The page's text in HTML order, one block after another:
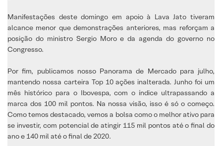
Manifestações deste domingo em apoio à Lava Jato tiveram
alcance menor que demonstrações anteriores, mas reforçam a
posição do ministro Sergio Moro e da agenda do governo no
Congresso.
Por fim, publicamos nosso Panorama de Mercado para julho,
mantendo nossa carteira Top 10 ações inalterada. Junho foi um
mês histórico para o Ibovespa, com o índice ultrapassando a
marca dos 100 mil pontos. Na nossa visão, isso é só o começo.
Como temos destacado, vemos a bolsa como o melhor ativo para
se investir, com potencial de atingir 115 mil pontos até o final do
ano e 140 mil até o final de 2020.